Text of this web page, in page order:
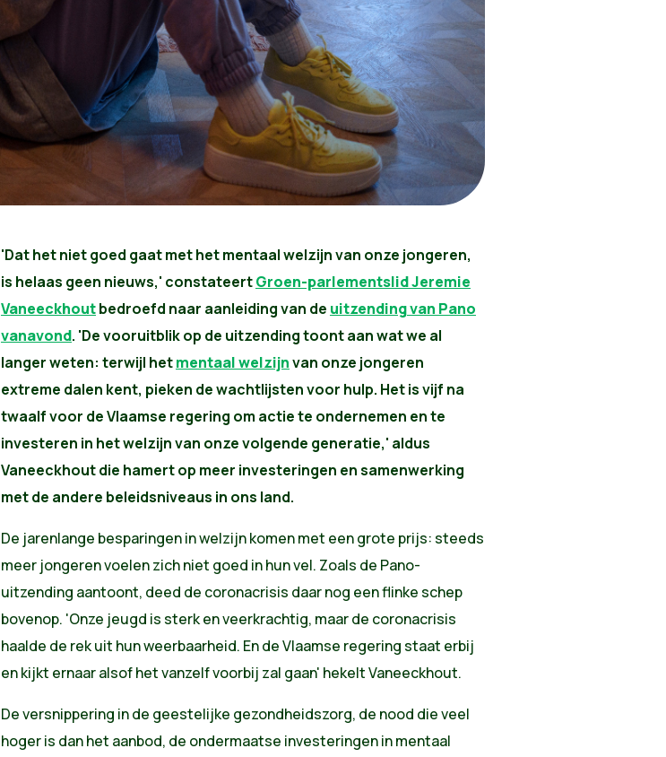
'Dat het niet goed gaat met het mentaal welzijn van onze jongeren,
is helaas geen nieuws,' constateertGroen-parlementslid Jeremie
Vaneeckhoutbedroefd naar aanleiding van de uitzending van Pano
vanavond. 'De vooruitblik op de uitzending toont aan wat we al
langer weten: terwijl hetmentaal welzijnvan onze jongeren
extreme dalen kent, pieken de wachtlijsten voor hulp. Het is vijf na
twaalf voor de Vlaamse regering om actie te ondernemen en te
investeren in het welzijn van onze volgende generatie,' aldus
Vaneeckhout die hamert op meer investeringen en samenwerking
met de andere beleidsniveaus in ons land.
De jarenlange besparingen in welzijn komen met een grote prijs: steeds
meer jongeren voelen zich niet goed in hun vel. Zoals de Pano-
uitzending aantoont, deed de coronacrisis daar nog een flinke schep
bovenop. 'Onze jeugd is sterk en veerkrachtig, maar de coronacrisis
haalde de rek uit hun weerbaarheid. En de Vlaamse regering staat erbij
en kijkt ernaar alsof het vanzelf voorbij zal gaan' hekelt Vaneeckhout.
De versnippering in de geestelijke gezondheidszorg, de nood die veel
hoger is dan het aanbod, de ondermaatse investeringen in mentaal